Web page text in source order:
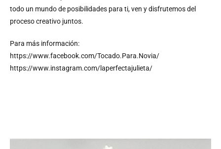
todo un mundo de posibilidades para ti, ven y disfrutemos del
proceso creativo juntos.
Para más información:
https://www.facebook.com/Tocado.Para.Novia/
https://www.instagram.com/laperfectajulieta/